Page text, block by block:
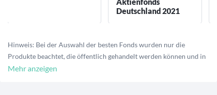
Aktienfonds
Deutschland 2021
Hinweis: Bei der Auswahl der besten Fonds wurden nur die
Produkte beachtet, die öffentlich gehandelt werden können und in
Euro oder US-Dollar notiert sind. Die Performance-Daten wurden
Mehr anzeigen